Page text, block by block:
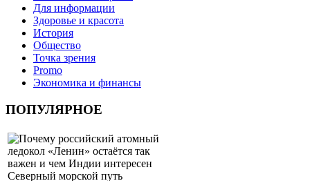
Для информации
Здоровье и красота
История
Общество
Точка зрения
Promo
Экономика и финансы
ПОПУЛЯРНОЕ